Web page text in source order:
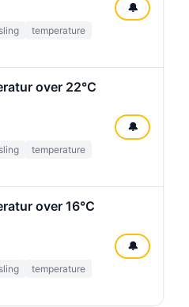
temperature
🔔
over 22°C
temperature
🔔
over 16°C
temperature
🔔